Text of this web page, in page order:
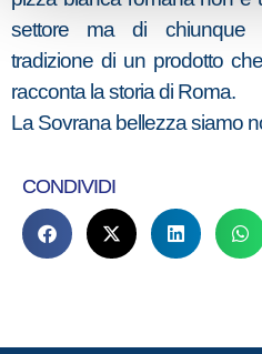
settore ma di chiunque
tradizione di un prodotto
racconta la storia di Roma.
La Sovrana bellezza siamo
CONDIVIDI